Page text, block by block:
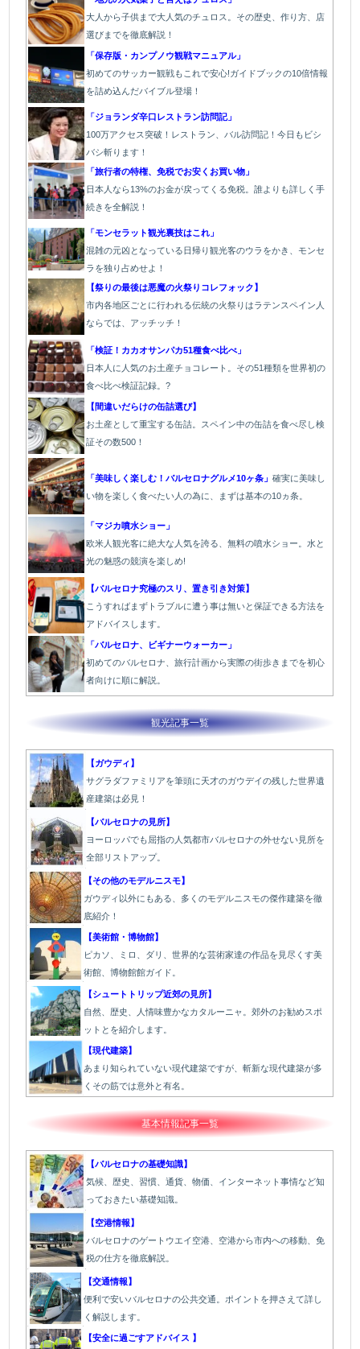
大人から子供まで大人気のチュロス。その歴史、作り方、店
選びまでを徹底解説！
「保存版・カンプノウ観戦マニュアル」
初めてのサッカー観戦もこれで安心!ガイドブックの10倍情報
を詰め込んだバイブル登場！
「ジョランダ辛口レストラン訪問記」
100万アクセス突破！レストラン、バル訪問記！今日もビシ
バシ斬ります！
「旅行者の特権、免税でお安くお買い物」
日本人なら13%のお金が戻ってくる免税。誰よりも詳しく手
続きを全解説！
「モンセラット観光裏技はこれ」
混雑の元凶となっている日帰り観光客のウラをかき、モンセ
ラを独り占めせよ！
【祭りの最後は悪魔の火祭りコレフォック】
市内各地区ごとに行われる伝統の火祭りはラテンスペイン人
ならでは、アッチッチ！
「検証！カカオサンパカ51種食べ比べ」
日本人に人気のお土産チョコレート。その51種類を世界初の
食べ比べ検証記録。?
【間違いだらけの缶詰選び】
お土産として重宝する缶詰。スペイン中の缶詰を食べ尽し検
証その数500！
「美味しく楽しむ！バルセロナグルメ10ヶ条」確実に美味し
い物を楽しく食べたい人の為に、まずは基本の10ヵ条。
「マジカ噴水ショー」
欧米人観光客に絶大な人気を誇る、無料の噴水ショー。水と
光の魅惑の競演を楽しめ!
【バルセロナ究極のスリ、置き引き対策】
こうすればまずトラブルに遭う事は無いと保証できる方法を
アドバイスします。
「バルセロナ、ビギナーウォーカー」
初めてのバルセロナ、旅行計画から実際の街歩きまでを初心
者向けに順に解説。
観光記事一覧
【ガウディ】
サグラダファミリアを筆頭に天才のガウデイの残した世界遺
産建築は必見！
【バルセロナの見所】
ヨーロッパでも屈指の人気都市バルセロナの外せない見所を
全部リストアップ。
【その他のモデルニスモ】
ガウディ以外にもある、多くのモデルニスモの傑作建築を徹
底紹介！
【美術館・博物館】
ピカソ、ミロ、ダリ、世界的な芸術家達の作品を見尽くす美
術館、博物館館ガイド。
【シュートトリップ近郊の見所】
自然、歴史、人情味豊かなカタルーニャ。郊外のお勧めスポ
ットとを紹介します。
【現代建築】
あまり知られていない現代建築ですが、斬新な現代建築が多
くその筋では意外と有名。
基本情報記事一覧
【バルセロナの基礎知識】
気候、歴史、習慣、通貨、物価、インターネット事情など知
っておきたい基礎知識。
【空港情報】
バルセロナのゲートウエイ空港、空港から市内への移動、免
税の仕方を徹底解説。
【交通情報】
便利で安いバルセロナの公共交通。ポイントを押さえて詳し
く解説します。
【安全に過ごすアドバイス 】